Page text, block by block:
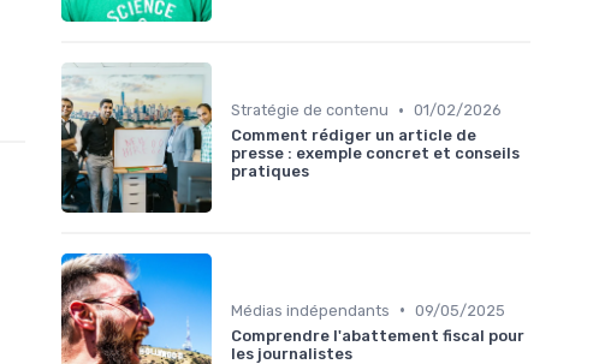
Stratégie de contenu • 01/02/2026
Comment rédiger un article de
presse : exemple concret et conseils
pratiques
Médias indépendants • 09/05/2025
Comprendre l'abattement fiscal pour
les journalistes